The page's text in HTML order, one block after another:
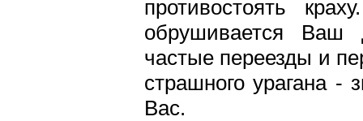
противостоять
обрушивается Ваш
частые переезды и
страшного урагана -
Вас.